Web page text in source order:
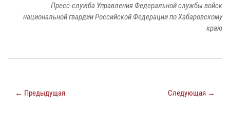
Пресс-служба Управления Федеральной службы войск
национальной гвардии Российской Федерации по Хабаровскому
краю
← Предыдущая Следующая →